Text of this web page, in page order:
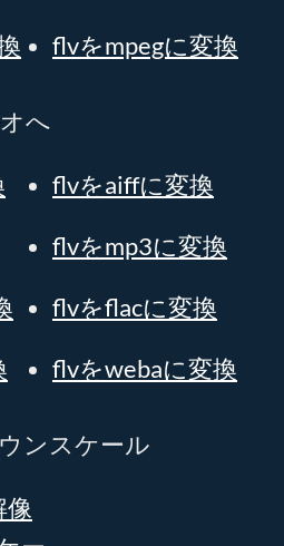
flvをmpegに変換
へ
flvをaiffに変換
flvをmp3に変換
flvをflacに変換
flvをwebaに変換
ンスケール
像